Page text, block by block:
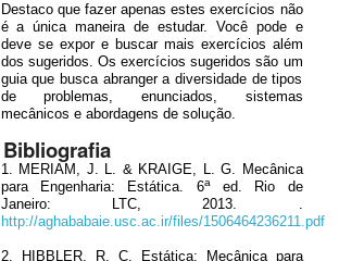
Destaco que fazer apenas estes exercícios não
é a única maneira de estudar. Você pode e
deve se expor e buscar mais exercícios além
dos sugeridos. Os exercícios sugeridos são um
guia que busca abranger a diversidade de tipos
de problemas, enunciados, sistemas
mecânicos e abordagens de solução.
Bibliografia
1. MERIAM, J. L. & KRAIGE, L. G. Mecânica
para Engenharia: Estática. 6aed. Rio de
Janeiro: LTC, 2013. .
http://aghababaie.usc.ac.ir/files/1506464236211.pdf
2. HIBBLER, R. C. Estática: Mecânica para